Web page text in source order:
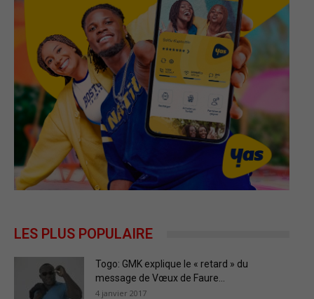
LES PLUS POPULAIRE
Togo: GMK explique le « retard » du
message de Vœux de Faure...
4 janvier 2017